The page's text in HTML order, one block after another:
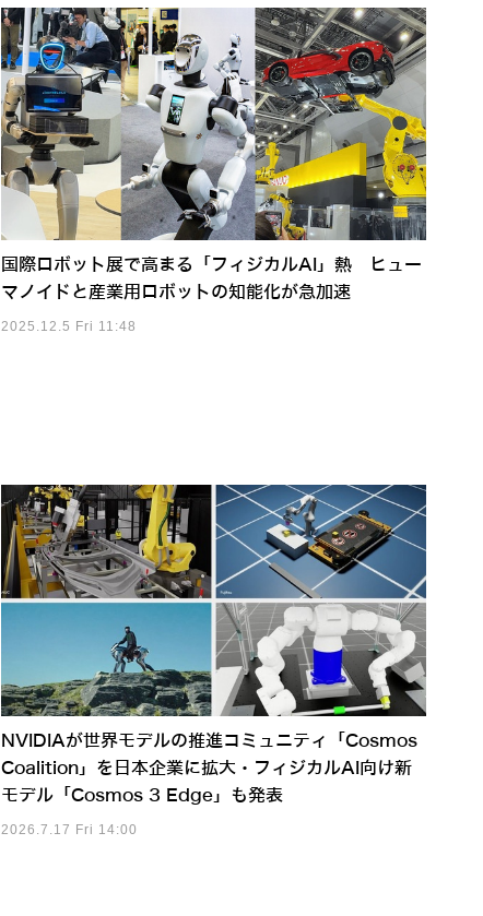
国際ロボット展で高まる「フィジカルAI」熱 ヒュー
マノイドと産業用ロボットの知能化が急加速
2025.12.5 Fri 11:48
NVIDIAが世界モデルの推進コミュニティ「Cosmos
Coalition」を日本企業に拡大・フィジカルAI向け新
モデル「Cosmos 3 Edge」も発表
2026.7.17 Fri 14:00